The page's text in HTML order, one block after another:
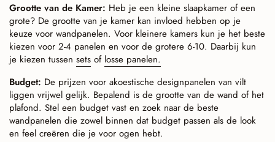
Grootte van de Kamer: Heb je een kleine slaapkamer of een
grote? De grootte van je kamer kan invloed hebben op je
keuze voor wandpanelen. Voor kleinere kamers kun je het beste
kiezen voor 2-4 panelen en voor de grotere 6-10. Daarbij kun
je kiezen tussen sets of losse panelen.
Budget: De prijzen voor akoestische designpanelen van vilt
liggen vrijwel gelijk. Bepalend is de grootte van de wand of het
plafond. Stel een budget vast en zoek naar de beste
wandpanelen die zowel binnen dat budget passen als de look
en feel creëren die je voor ogen hebt.